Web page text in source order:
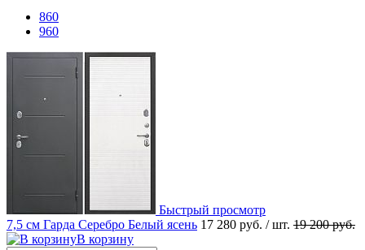
860
960
Быстрый просмотр
7,5 см Гарда Серебро Белый ясень 17 280 руб. / шт. 19 200 руб.
В корзину